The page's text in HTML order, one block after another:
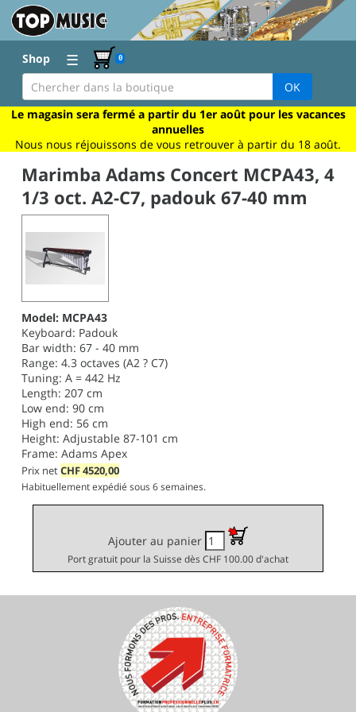
Shop ☰ 0
OK
Le magasin sera fermé a partir du 1er août pour les vacances
annuelles
Nous nous réjouissons de vous retrouver à partir du 18 août.
Marimba Adams Concert MCPA43, 4
1/3 oct. A2-C7, padouk 67-40 mm
Model: MCPA43
Keyboard: Padouk
Bar width: 67 - 40 mm
Range: 4.3 octaves (A2 ? C7)
Tuning: A = 442 Hz
Length: 207 cm
Low end: 90 cm
High end: 56 cm
Height: Adjustable 87-101 cm
Frame: Adams Apex
Prix netCHF4520,00
Habituellement expédié sous 6 semaines.
Ajouter au panier
Port gratuit pour la Suisse dès CHF 100.00 d'achat